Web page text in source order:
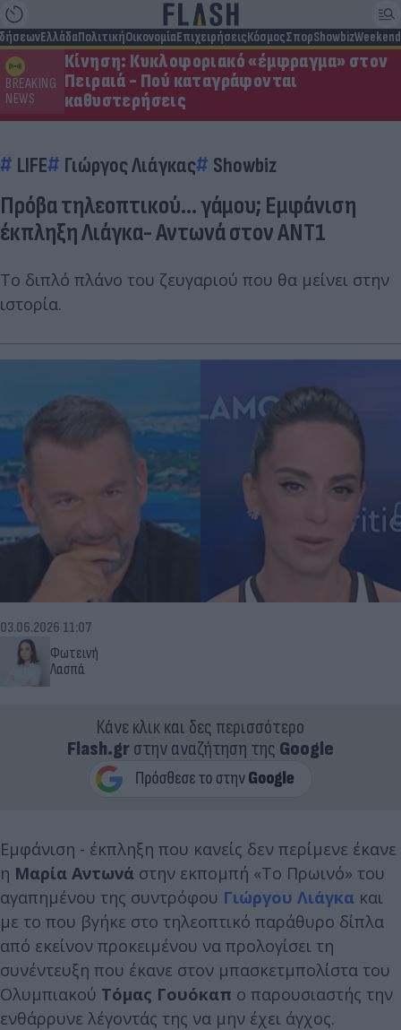
ΕλλάδαΠολιτικήΟικονομίαΕπιχειρήσειςΚόσμοςΣπορShowbizWeekend
BREAKING
NEWS
Κίνηση: Κυκλοφοριακό «έμφραγμα» στον
Πειραιά - Πού καταγράφονται
καθυστερήσεις
LIFE Γιώργος Λιάγκας Showbiz
Πρόβα τηλεοπτικού... γάμου; Εμφάνιση
έκπληξη Λιάγκα- Αντωνά στον ΑΝΤ1
Το διπλό πλάνο του ζευγαριού που θα μείνει στην
ιστορία.
Φωτεινή
Λασπά
03.06.2026 11:07
Κάνε κλικ και δες περισσότερο
Flash.grστην αναζήτηση της Google
Εμφάνιση - έκπληξη που κανείς δεν περίμενε έκανε
η Μαρία Αντωνά στην εκπομπή «Το Πρωινό» του
αγαπημένου της συντρόφου Γιώργου Λιάγκα και
με το που βγήκε στο τηλεοπτικό παράθυρο δίπλα
από εκείνον προκειμένου να προλογίσει τη
συνέντευξη που έκανε στον μπασκετμπολίστα του
Ολυμπιακού Τόμας Γουόκαπ ο παρουσιαστής την
ενθάρρυνε λέγοντάς της να μην έχει άγχος.